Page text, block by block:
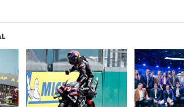
VER NOTA